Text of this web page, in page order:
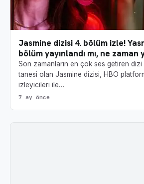
Jasmine dizisi 4. bölüm izle!
bölüm yayınlandı mı, ne zaman
Son zamanların en çok ses getiren
tanesi olan Jasmine dizisi, HBO
izleyicileri ile…
7 ay önce